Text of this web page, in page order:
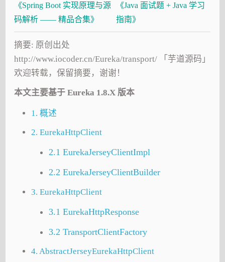
《Spring Boot 实现原理与源
码解析 —— 精品合集》
《Java 面试题 + Java 学习
指南》
摘要: 原创出处
http://www.iocoder.cn/Eureka/transport/ 「芋道源码」
欢迎转载，保留摘要，谢谢！
本文主要基于 Eureka 1.8.X 版本
1. 概述
2. EurekaHttpClient
2.1 EurekaJerseyClientImpl
2.2 EurekaJerseyClientBuilder
3. EurekaHttpClient
3.1 EurekaHttpResponse
3.2 TransportClientFactory
4. AbstractJerseyEurekaHttpClient